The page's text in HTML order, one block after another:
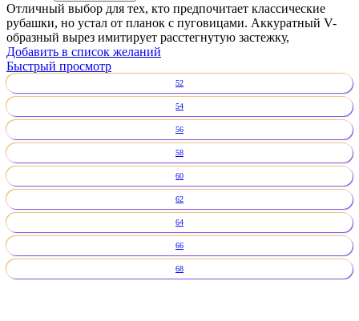
Отличный выбор для тех, кто предпочитает классические
рубашки, но устал от планок с пуговицами. Аккуратный V-
образный вырез имитирует расстегнутую застежку,
Добавить в список желаний
Быстрый просмотр
52
54
56
58
60
62
64
66
68